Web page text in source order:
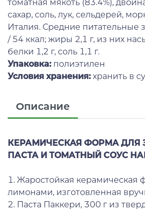
томатная мякоть (83.4%),
сахар, соль, лук, сельдерей,
Италия. Средние питательные
/ 54 ккал; жиры 2,1 г, из них
белки 1,2 г, соль 1,1 г.
Упаковка: полиэтилен
Условия хранения: хранить в
Описание
КЕРАМИЧЕСКАЯ ФОРМА
ПАСТА И ТОМАТНЫЙ СОУС
1. Жаростойкая
лимонами, изготовленная
2. Паста Паккери, 300 г из